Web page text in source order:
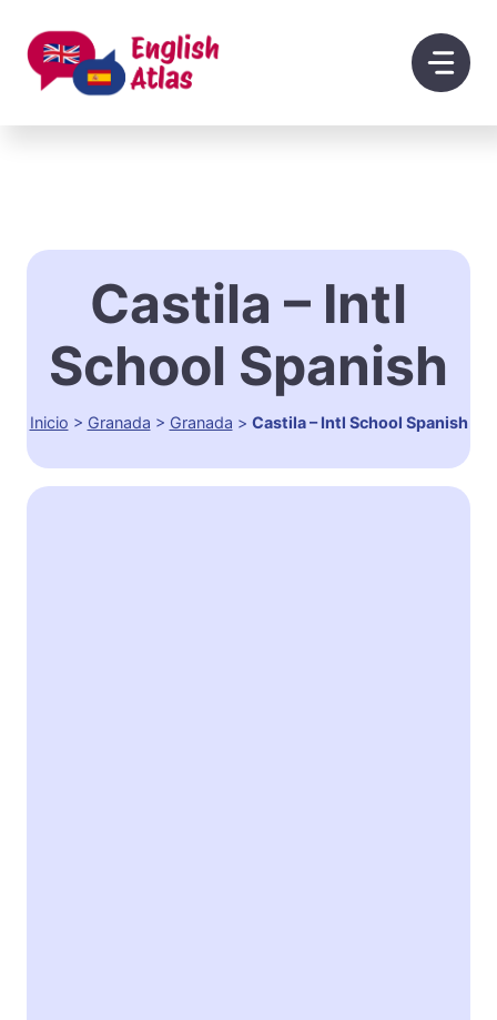
contenido
Castila – Intl
School Spanish
Inicio > Granada > Granada > Castila – Intl School Spanish